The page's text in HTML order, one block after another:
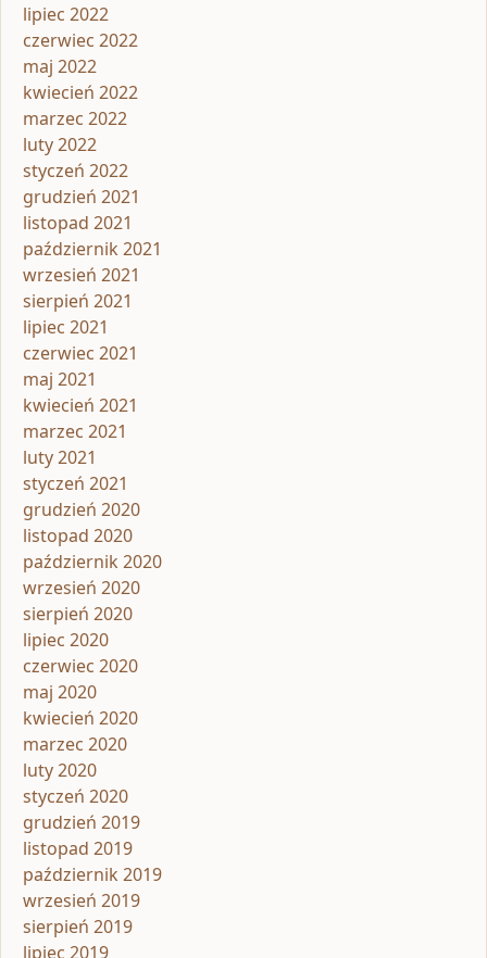
lipiec 2022
czerwiec 2022
maj 2022
kwiecień 2022
marzec 2022
luty 2022
styczeń 2022
grudzień 2021
listopad 2021
październik 2021
wrzesień 2021
sierpień 2021
lipiec 2021
czerwiec 2021
maj 2021
kwiecień 2021
marzec 2021
luty 2021
styczeń 2021
grudzień 2020
listopad 2020
październik 2020
wrzesień 2020
sierpień 2020
lipiec 2020
czerwiec 2020
maj 2020
kwiecień 2020
marzec 2020
luty 2020
styczeń 2020
grudzień 2019
listopad 2019
październik 2019
wrzesień 2019
sierpień 2019
lipiec 2019